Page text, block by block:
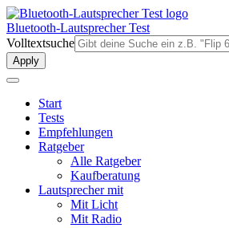
Direkt
zum
Inhalt
Bluetooth-Lautsprecher Test
Volltextsuche
Start
Tests
Empfehlungen
Ratgeber
Alle Ratgeber
Kaufberatung
Lautsprecher mit
Mit Licht
Mit Radio